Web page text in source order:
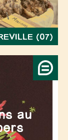
(07)
au